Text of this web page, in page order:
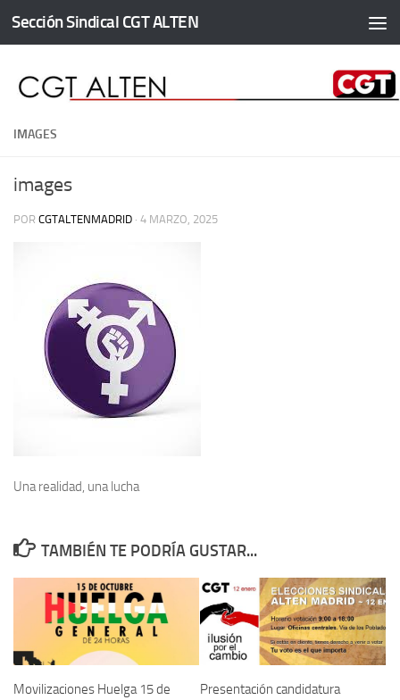
Saltar al contenido
Sección Sindical CGT ALTEN
IMAGES
images
POR CGTALTENMADRID · 4 MARZO, 2025
Una realidad, una lucha
TAMBIÉN TE PODRÍA GUSTAR...
Movilizaciones Huelga 15 de
Presentación candidatura